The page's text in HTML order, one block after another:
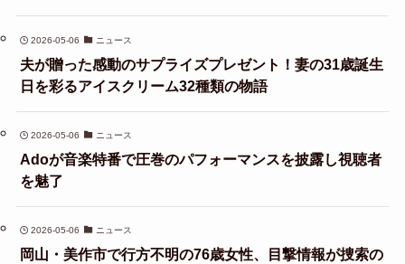
2026-05-06 ニュース
夫が贈った感動のサプライズプレゼント！妻の31歳誕生
日を彩るアイスクリーム32種類の物語
2026-05-06 ニュース
Adoが音楽特番で圧巻のパフォーマンスを披露し視聴者
を魅了
2026-05-06 ニュース
岡山・美作市で行方不明の76歳女性、目撃情報が捜索の